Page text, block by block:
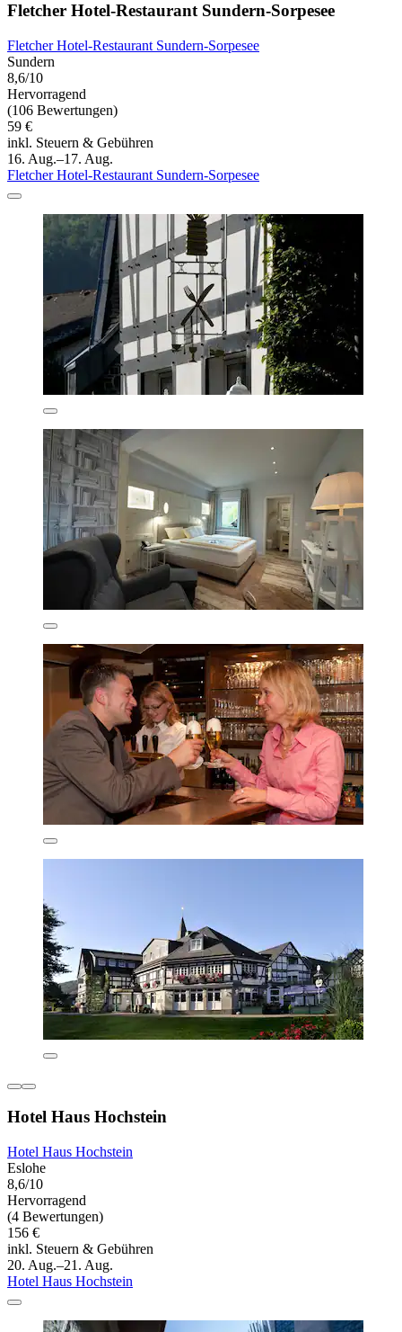
Fletcher Hotel-Restaurant Sundern-Sorpesee
Fletcher Hotel-Restaurant Sundern-Sorpesee
Sundern
8,6/10
Hervorragend
(106 Bewertungen)
59 €
inkl. Steuern & Gebühren
16. Aug.–17. Aug.
Fletcher Hotel-Restaurant Sundern-Sorpesee
Hotel Haus Hochstein
Hotel Haus Hochstein
Eslohe
8,6/10
Hervorragend
(4 Bewertungen)
156 €
inkl. Steuern & Gebühren
20. Aug.–21. Aug.
Hotel Haus Hochstein